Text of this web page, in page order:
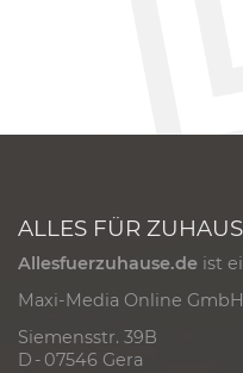
ALLES FÜR
Allesfuerzuhause.de ist
Maxi-Media Online GmbH
Siemensstr. 39B
D - 07546 Gera